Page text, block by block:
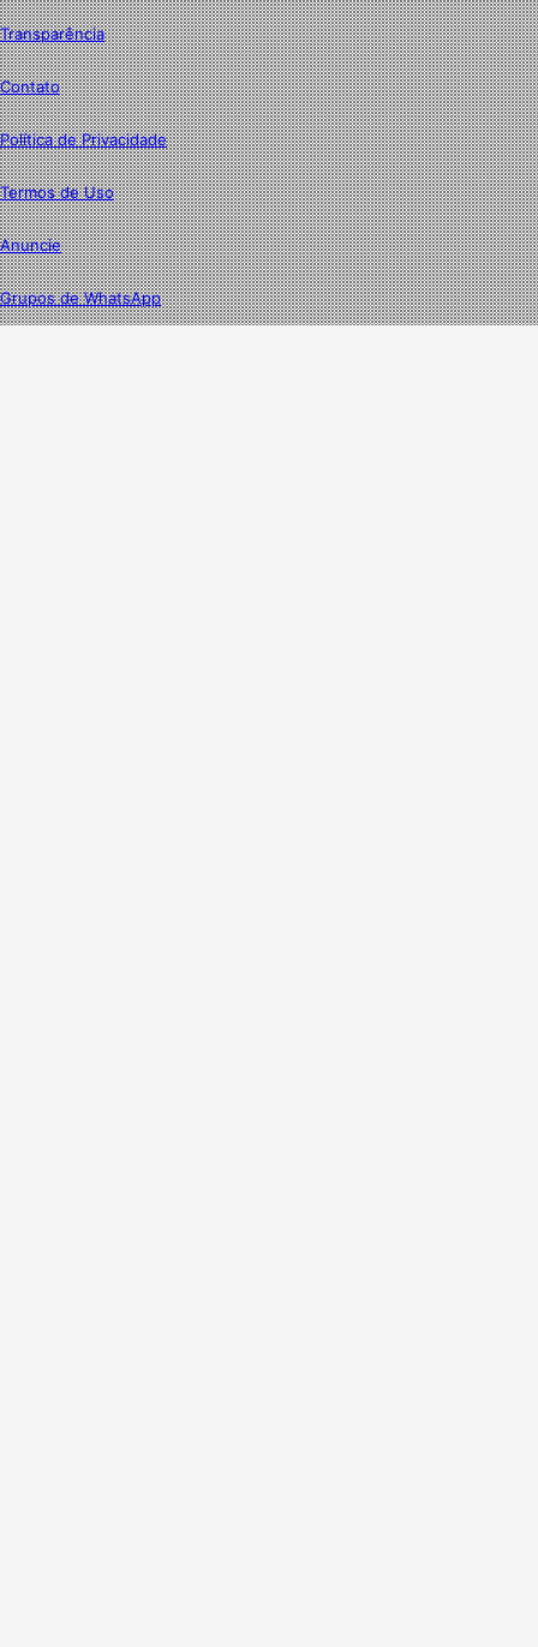
Transparência
Contato
Política de Privacidade
Termos de Uso
Anuncie
Grupos de WhatsApp